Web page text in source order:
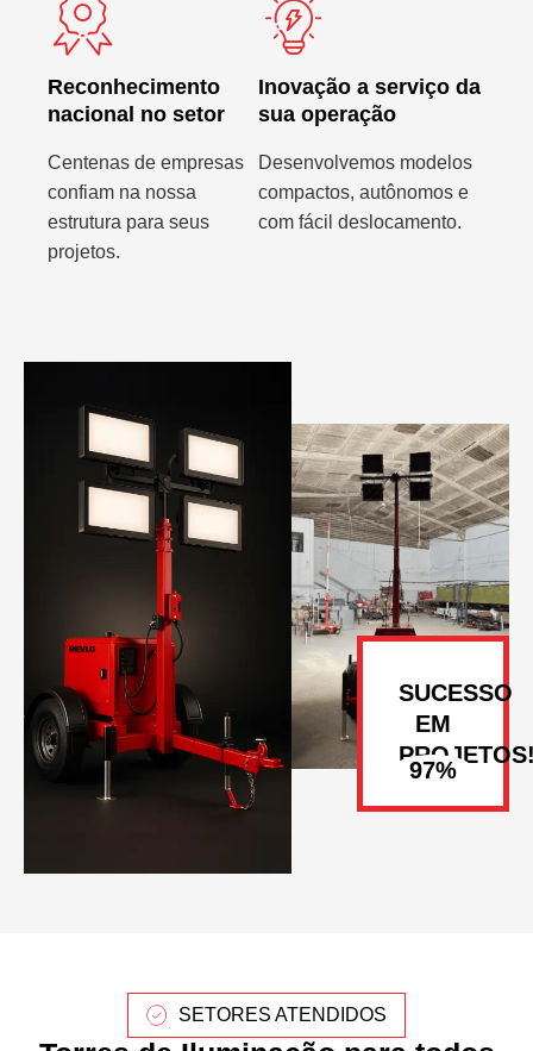
SUCESSO
EM
Reconhecimento
nacional no setor
Centenas de empresas
confiam na nossa
estrutura para seus
projetos.
Inovação a serviço da
sua operação
Desenvolvemos modelos
compactos, autônomos e
com fácil deslocamento.
SETORES ATENDIDOS